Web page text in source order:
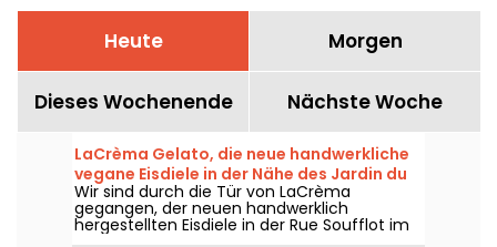
Heute Morgen
Dieses Wochenende Nächste Woche
LaCrèma Gelato, die neue handwerkliche
vegane Eisdiele in der Nähe des Jardin du
Luxembourg und des Panthéon
Wir sind durch die Tür von LaCrèma
gegangen, der neuen handwerklich
hergestellten Eisdiele in der Rue Soufflot im
5. Arrondissement von Paris, seit April 2026